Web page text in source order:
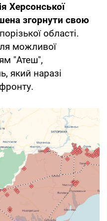
Херсонської
згорнути свою
області.
можливої
"Атеш",
який наразі